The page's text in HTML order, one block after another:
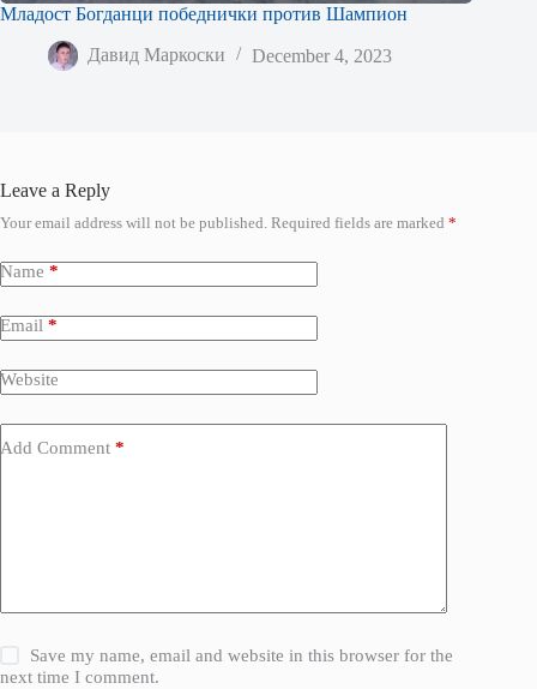
Младост Богданци победнички против Шампион
Давид Маркоски December 4, 2023
Leave a Reply
Your email address will not be published. Required fields are marked *
Name *
Email *
Website
Add Comment *
Save my name, email and website in this browser for the
next time I comment.